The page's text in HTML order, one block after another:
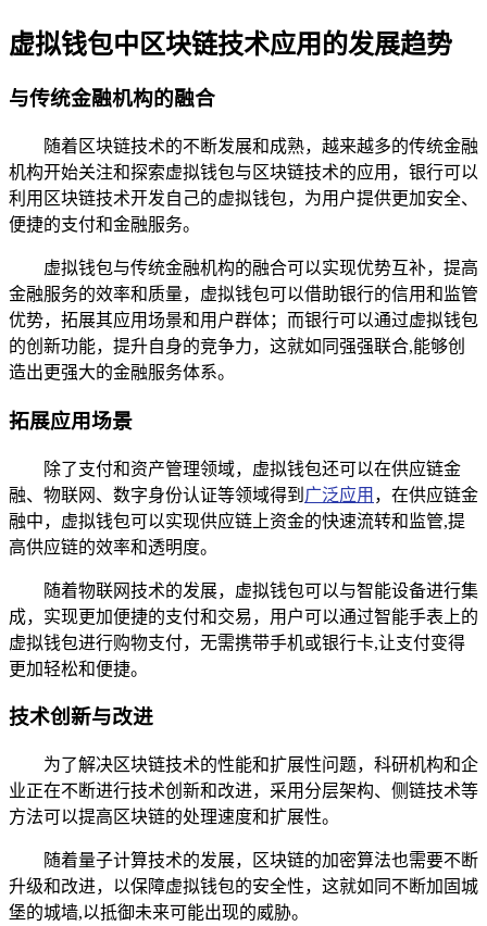
虚拟钱包中区块链技术应用的发展趋势
与传统金融机构的融合
随着区块链技术的不断发展和成熟，越来越多的传统金融
机构开始关注和探索虚拟钱包与区块链技术的应用，银行可以
利用区块链技术开发自己的虚拟钱包，为用户提供更加安全、
便捷的支付和金融服务。
虚拟钱包与传统金融机构的融合可以实现优势互补，提高
金融服务的效率和质量，虚拟钱包可以借助银行的信用和监管
优势，拓展其应用场景和用户群体；而银行可以通过虚拟钱包
的创新功能，提升自身的竞争力，这就如同强强联合,能够创
造出更强大的金融服务体系。
拓展应用场景
除了支付和资产管理领域，虚拟钱包还可以在供应链金
融、物联网、数字身份认证等领域得到 广泛应用 ，在供应链金
融中，虚拟钱包可以实现供应链上资金的快速流转和监管,提
高供应链的效率和透明度。
随着物联网技术的发展，虚拟钱包可以与智能设备进行集
成，实现更加便捷的支付和交易，用户可以通过智能手表上的
虚拟钱包进行购物支付，无需携带手机或银行卡,让支付变得
更加轻松和便捷。
技术创新与改进
为了解决区块链技术的性能和扩展性问题，科研机构和企
业正在不断进行技术创新和改进，采用分层架构、侧链技术等
方法可以提高区块链的处理速度和扩展性。
随着量子计算技术的发展，区块链的加密算法也需要不断
升级和改进，以保障虚拟钱包的安全性，这就如同不断加固城
堡的城墙,以抵御未来可能出现的威胁。